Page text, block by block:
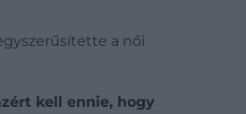
a női
kell ennie, hogy